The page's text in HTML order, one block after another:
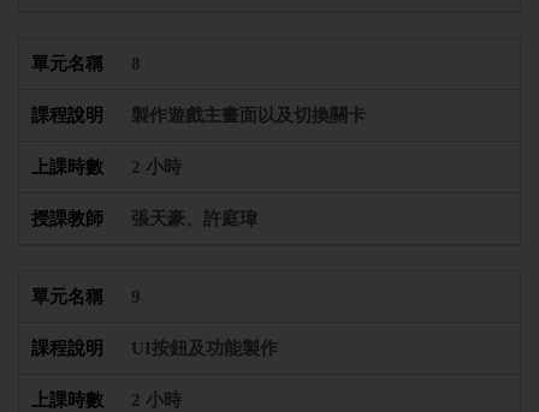
8
製作遊戲主畫面以及切換關卡
2 小時
張天豪、許庭瑋
9
UI按鈕及功能製作
2 小時